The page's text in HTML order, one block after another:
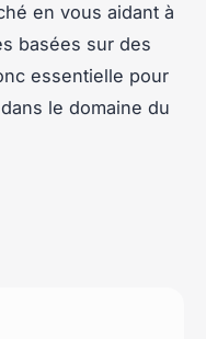
en vous aidant à
basées sur des
essentielle pour
le domaine du